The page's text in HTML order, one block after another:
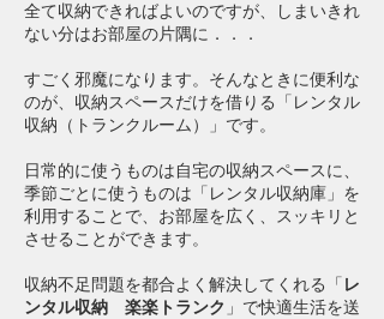
全て収納できればよいのですが、しまいきれ
ない分はお部屋の片隅に．．．
すごく邪魔になります。 そんなときに便利な
のが、収納スペースだけを借りる「レンタル
収納（トランクルーム）」です。
日常的に使うものは自宅の収納スペースに、
季節ごとに使うものは「レンタル収納庫」を
利用することで、お部屋を広く、スッキリと
させることができます。
収納不足問題を都合よく解決してくれる「 レ
ンタル収納 楽楽トランク 」で快適生活を送